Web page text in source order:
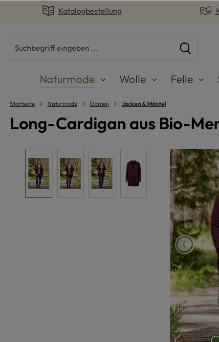
Zur Hauptnavigation springen
Katalogbestellung
Naturmode Wolle Felle
Startseite Naturmode Damen Jacken & Mäntel
Long-Cardigan aus Bio-